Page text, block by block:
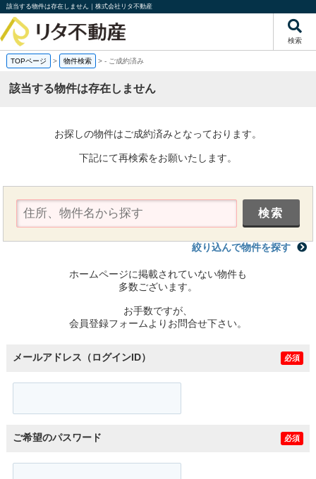
該当する物件は存在しません｜株式会社リタ不動産
検索
TOPページ > 物件検索 >- ご成約済み
該当する物件は存在しません
お探しの物件はご成約済みとなっております。
下記にて再検索をお願いたします。
絞り込んで物件を探す
ホームページに掲載されていない物件も
多数ございます。
お手数ですが、
会員登録フォームよりお問合せ下さい。
メールアドレス（ログインID） 必須
ご希望のパスワード 必須